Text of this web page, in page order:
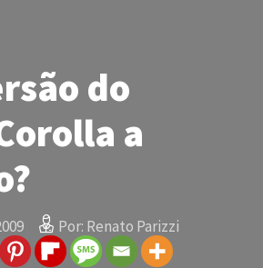
do
a
Por: Renato Parizzi